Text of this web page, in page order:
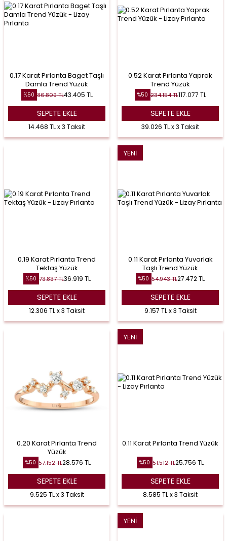
0.17 Karat Pırlanta Baget Taşlı
Damla Trend Yüzük
%50 86.809TL43.405 TL
SEPETE EKLE
14.468 TL x 3 Taksit
0.52 Karat Pırlanta Yaprak
Trend Yüzük
%50 234.154TL117.077 TL
SEPETE EKLE
39.026 TL x 3 Taksit
0.19 Karat Pırlanta Trend
Tektaş Yüzük
%50 73.837TL36.919 TL
SEPETE EKLE
12.306 TL x 3 Taksit
YENI
0.11 Karat Pırlanta Yuvarlak
Taşlı Trend Yüzük
%50 54.943TL27.472TL
SEPETE EKLE
9.157 TL x 3 Taksit
0.20 Karat Pırlanta Trend
Yüzük
%50 57.152TL28.576 TL
SEPETE EKLE
9.525 TL x 3 Taksit
YENI
0.11 Karat Pırlanta Trend Yüzük
%50 51.512TL25.756 TL
SEPETE EKLE
8.585 TL x 3 Taksit
YENI